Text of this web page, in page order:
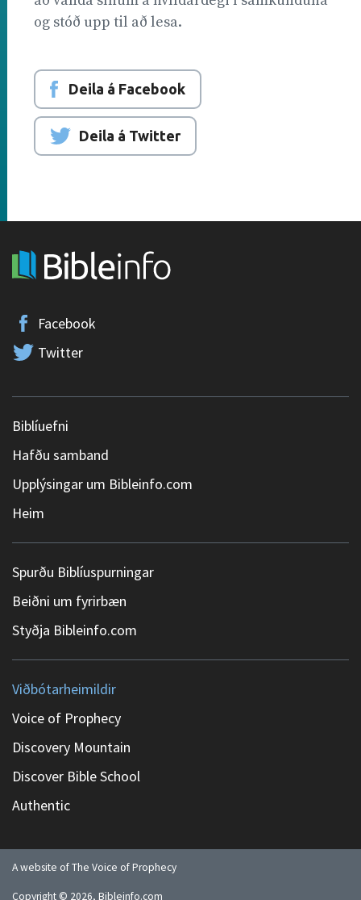
og stóð upp til að lesa.
Deila á Facebook
Deila á Twitter
Facebook
Twitter
Biblíuefni
Hafðu samband
Upplýsingar um Bibleinfo.com
Heim
Spurðu Biblíuspurningar
Beiðni um fyrirbæn
Styðja Bibleinfo.com
Viðbótarheimildir
Voice of Prophecy
Discovery Mountain
Discover Bible School
Authentic
A website of The Voice of Prophecy
Copyright © 2026, Bibleinfo.com